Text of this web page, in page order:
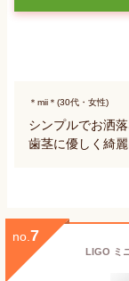
＊mii＊(30代・女性)
シンプルでお洒
歯茎に優しく綺
no. 7
LIGO ミ